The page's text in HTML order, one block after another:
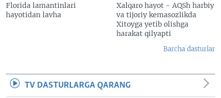
Florida lamantinlari
hayotidan lavha
Xalqaro hayot - AQSh harbiy
va tijoriy kemasozlikda
Xitoyga yetib olishga
harakat qilyapti
Barcha dasturlar
TV DASTURLARGA QARANG